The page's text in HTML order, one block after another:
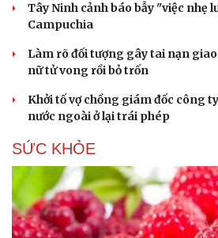
Tây Ninh cảnh báo bẫy "việc nhẹ
Campuchia
Làm rõ đối tượng gây tai nạn
nữ tử vong rồi bỏ trốn
Khởi tố vợ chồng giám đốc công
nước ngoài ở lại trái phép
SỨC KHỎE